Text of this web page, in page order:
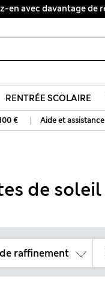
droits payés
RENTRÉE SCOLAIRE
€ | Aide et assistance
de soleil
raffinement